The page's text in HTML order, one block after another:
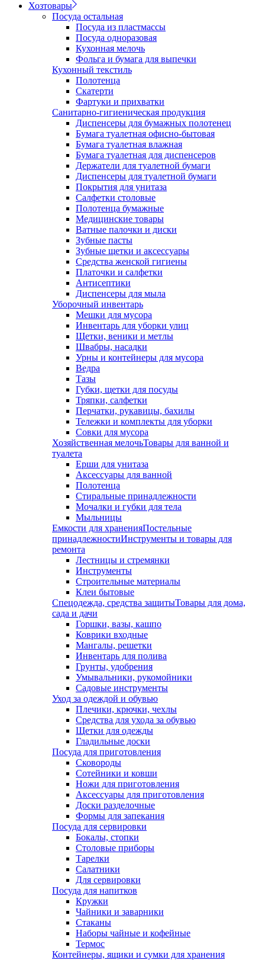
Хозтовары
Посуда остальная
Посуда из пластмассы
Посуда одноразовая
Кухонная мелочь
Фольга и бумага для выпечки
Кухонный текстиль
Полотенца
Скатерти
Фартуки и прихватки
Санитарно-гигиеническая продукция
Диспенсеры для бумажных полотенец
Бумага туалетная офисно-бытовая
Бумага туалетная влажная
Бумага туалетная для диспенсеров
Держатели для туалетной бумаги
Диспенсеры для туалетной бумаги
Покрытия для унитаза
Салфетки столовые
Полотенца бумажные
Медицинские товары
Ватные палочки и диски
Зубные пасты
Зубные щетки и аксессуары
Средства женской гигиены
Платочки и салфетки
Антисептики
Диспенсеры для мыла
Уборочный инвентарь
Мешки для мусора
Инвентарь для уборки улиц
Щетки, веники и метлы
Швабры, насадки
Урны и контейнеры для мусора
Ведра
Тазы
Губки, щетки для посуды
Тряпки, салфетки
Перчатки, рукавицы, бахилы
Тележки и комплекты для уборки
Совки для мусора
Хозяйственная мелочьТовары для ванной и
туалета
Ерши для унитаза
Аксессуары для ванной
Полотенца
Стиральные принадлежности
Мочалки и губки для тела
Мыльницы
Емкости для храненияПостельные
принадлежностиИнструменты и товары для
ремонта
Лестницы и стремянки
Инструменты
Строительные материалы
Клеи бытовые
Спецодежда, средства защитыТовары для дома,
сада и дачи
Горшки, вазы, кашпо
Коврики входные
Мангалы, решетки
Инвентарь для полива
Грунты, удобрения
Умывальники, рукомойники
Садовые инструменты
Уход за одеждой и обувью
Плечики, крючки, чехлы
Средства для ухода за обувью
Щетки для одежды
Гладильные доски
Посуда для приготовления
Сковороды
Сотейники и ковши
Ножи для приготовления
Аксессуары для приготовления
Доски разделочные
Формы для запекания
Посуда для сервировки
Бокалы, стопки
Столовые приборы
Тарелки
Салатники
Для сервировки
Посуда для напитков
Кружки
Чайники и заварники
Стаканы
Наборы чайные и кофейные
Термос
Контейнеры, ящики и сумки для хранения